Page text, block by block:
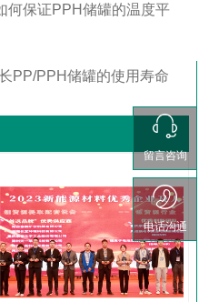
何保证PPH储罐的温度平
PP/PPH储罐的使用寿命
留言咨询
电话沟通